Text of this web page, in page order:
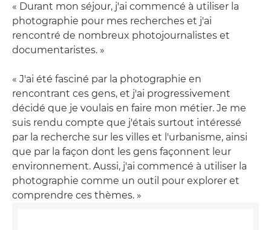
« Durant mon séjour, j'ai commencé à utiliser la
photographie pour mes recherches et j'ai
rencontré de nombreux photojournalistes et
documentaristes. »
« J'ai été fasciné par la photographie en
rencontrant ces gens, et j'ai progressivement
décidé que je voulais en faire mon métier. Je me
suis rendu compte que j'étais surtout intéressé
par la recherche sur les villes et l'urbanisme, ainsi
que par la façon dont les gens façonnent leur
environnement. Aussi, j'ai commencé à utiliser la
photographie comme un outil pour explorer et
comprendre ces thèmes. »